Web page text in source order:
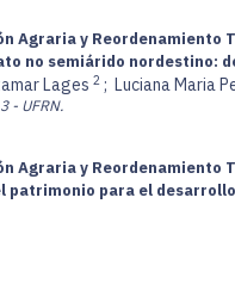
Agraria y Reordenamiento
no semiárido nordestino:
Lages 2 ; Luciana Maria
3 - UFRN.
Agraria y Reordenamiento
patrimonio para el